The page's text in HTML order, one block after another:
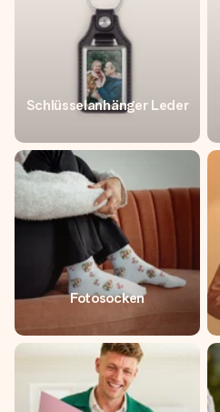
Schlüsselanhänger Leder
Fotosocken